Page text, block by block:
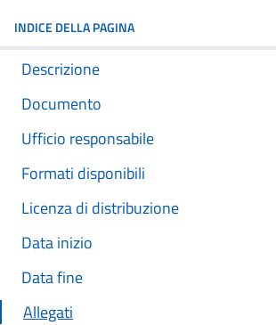
INDICE DELLA PAGINA
Descrizione
Documento
Ufficio responsabile
Formati disponibili
Licenza di distribuzione
Data inizio
Data fine
Allegati